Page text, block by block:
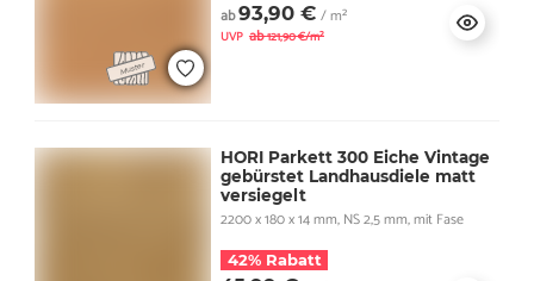
ab93,90 € / m²
UVP ab121,90 €/m²
HORI Parkett 300 Eiche Vintage
gebürstet Landhausdiele matt
versiegelt
2200 x 180 x 14 mm, NS 2,5 mm, mit Fase
42% Rabatt